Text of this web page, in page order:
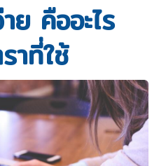
คืออะไร
าที่ใช้